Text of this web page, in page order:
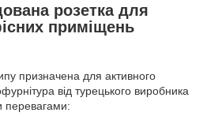
розетка для
приміщень
призначена для активного
від турецького виробника
перевагами: